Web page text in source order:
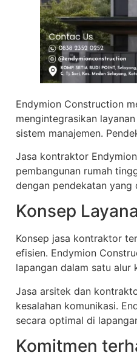
Endymion Construction
mengintegrasikan
sistem manajemen.
Jasa kontraktor
pembangunan rumah
dengan pendekatan yang
Konsep
Konsep jasa kontraktor
efisien. Endymion
lapangan dalam satu alur
Jasa arsitek dan
kesalahan komunikasi.
secara optimal di
Komitmen